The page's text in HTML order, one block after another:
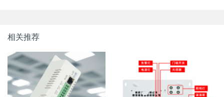
相关推荐